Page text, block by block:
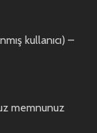
kullanıcı) –
memnunuz